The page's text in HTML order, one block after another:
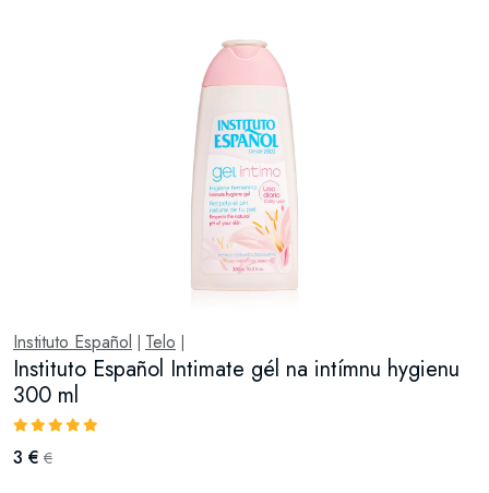
Instituto Español Telo
Instituto Español Intimate gél na intímnu hygienu
300 ml
3 € €